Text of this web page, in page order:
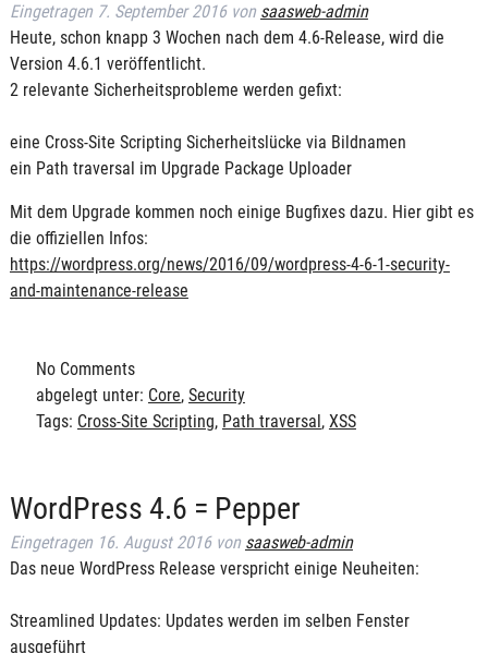
Eingetragen 7. September 2016 von saasweb-admin
Heute, schon knapp 3 Wochen nach dem 4.6-Release, wird die
Version 4.6.1 veröffentlicht.
2 relevante Sicherheitsprobleme werden gefixt:
eine Cross-Site Scripting Sicherheitslücke via Bildnamen
ein Path traversal im Upgrade Package Uploader
Mit dem Upgrade kommen noch einige Bugfixes dazu. Hier gibt es
die offiziellen Infos:
https://wordpress.org/news/2016/09/wordpress-4-6-1-security-
and-maintenance-release
NoComments
abgelegt unter: Core, Security
Tags: Cross-Site Scripting, Path traversal, XSS
WordPress 4.6 = Pepper
Eingetragen 16. August 2016 von saasweb-admin
Das neue WordPress Release verspricht einige Neuheiten:
Streamlined Updates: Updates werden im selben Fenster
ausgeführt